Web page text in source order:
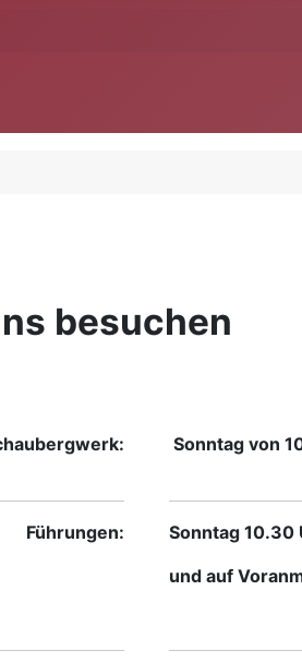
besuchen
Sonntag von
Führungen:
Sonntag 10.30
und auf